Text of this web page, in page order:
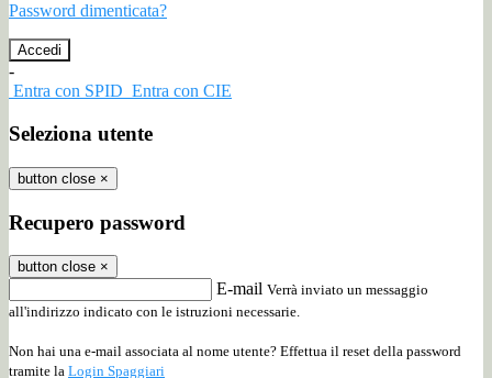
Password dimenticata?
-
Entra con SPID Entra con CIE
Seleziona utente
button close ×
Recupero password
button close ×
E-mail Verrà inviato un messaggio
all'indirizzo indicato con le istruzioni necessarie.
Non hai una e-mail associata al nome utente? Effettua il reset della password
tramite la Login Spaggiari